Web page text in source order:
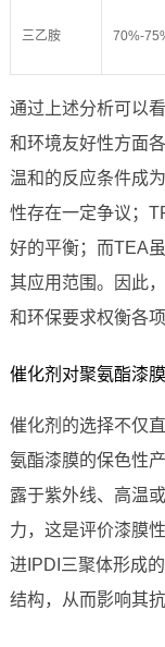
三乙胺 70%-
通过上述分析可以
和环境友好性方面
温和的反应条件成
性存在一定争议；
好的平衡；而TEA
其应用范围。因此
和环保要求权衡各
催化剂对聚氨酯漆
催化剂的选择不仅
氨酯漆膜的保色性
露于紫外线、高温
力，这是评价漆膜
进IPDI三聚体形成
结构，从而影响其